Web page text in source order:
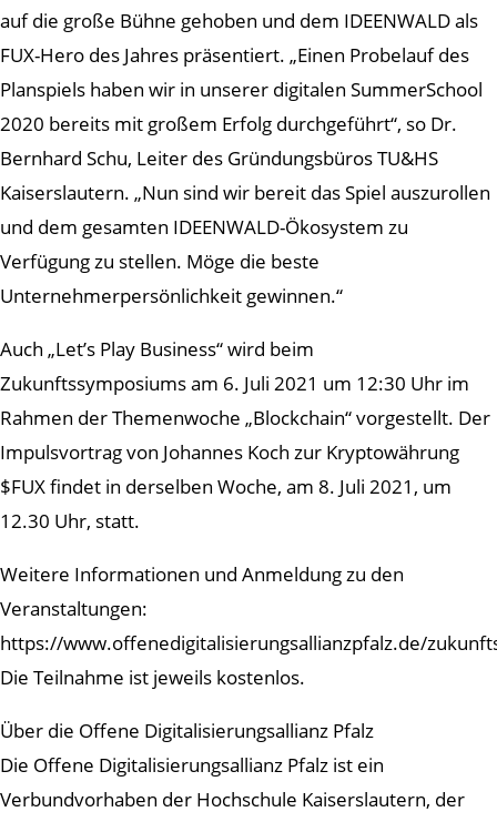
auf die große Bühne gehoben und dem IDEENWALD als
FUX-Hero des Jahres präsentiert. „Einen Probelauf des
Planspiels haben wir in unserer digitalen SummerSchool
2020 bereits mit großem Erfolg durchgeführt“, so Dr.
Bernhard Schu, Leiter des Gründungsbüros TU&HS
Kaiserslautern. „Nun sind wir bereit das Spiel auszurollen
und dem gesamten IDEENWALD-Ökosystem zu
Verfügung zu stellen. Möge die beste
Unternehmerpersönlichkeit gewinnen.“
Auch „Let’s Play Business“ wird beim
Zukunftssymposiums am 6. Juli 2021 um 12:30 Uhr im
Rahmen der Themenwoche „Blockchain“ vorgestellt. Der
Impulsvortrag von Johannes Koch zur Kryptowährung
$FUX findet in derselben Woche, am 8. Juli 2021, um
12.30 Uhr, statt.
Weitere Informationen und Anmeldung zu den
Veranstaltungen:
https://www.offenedigitalisierungsallianzpfalz.de/
Die Teilnahme ist jeweils kostenlos.
Über die Offene Digitalisierungsallianz Pfalz
Die Offene Digitalisierungsallianz Pfalz ist ein
Verbundvorhaben der Hochschule Kaiserslautern, der